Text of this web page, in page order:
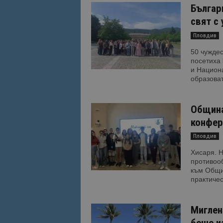
свят с
Пловдив
50
и
Пловдив
Хисаря.
към
Име
is_visitor_unique
is_unique
_ga_B09EBBY8PY
_ga_WXPDN4HSCV
_ga_FK650GXHRZ